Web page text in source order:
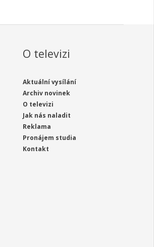
O televizi
Aktuální vysílání
Archiv novinek
O televizi
Jak nás naladit
Reklama
Pronájem studia
Kontakt